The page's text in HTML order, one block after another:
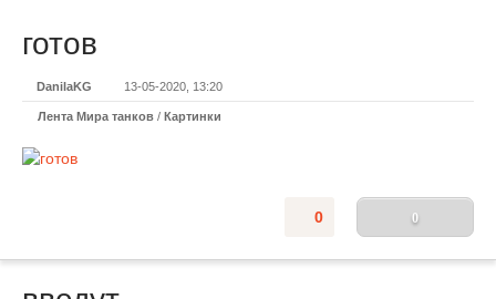
готов
DanilaKG 13-05-2020, 13:20
Лента Мира танков / Картинки
0
0